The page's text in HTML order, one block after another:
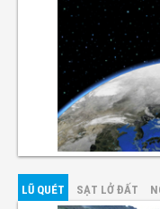
LŨ QUÉT SẠT LỞ ĐẤT